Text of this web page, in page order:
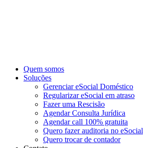
Quem somos
Soluções
Gerenciar eSocial Doméstico
Regularizar eSocial em atraso
Fazer uma Rescisão
Agendar Consulta Jurídica
Agendar call 100% gratuita
Quero fazer auditoria no eSocial
Quero trocar de contador